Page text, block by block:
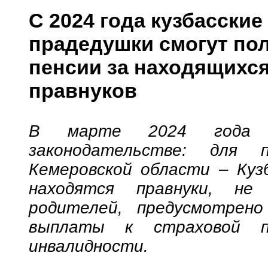
С 2024 года
прадедушки смогут
пенсии за
правнуков
В марте 2024 года
законодательстве: для
Кемеровской области –
находятся правнуки,
родителей,
выплаты к страховой
инвалидности.